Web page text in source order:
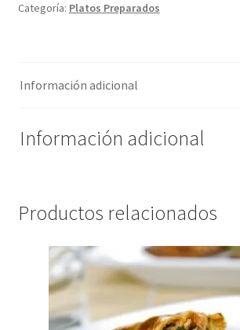
Términos y condiciones
Categoría: Platos Preparados
Información adicional
Información adicional
Productos relacionados